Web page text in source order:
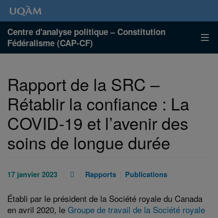
Centre d'analyse politique – Constitution
Fédéralisme (CAP-CF)
Rapport de la SRC –
Rétablir la confiance : La
COVID-19 et l’avenir des
soins de longue durée
Publié
:
17 janvier 2023
Pièce
:
Catégories
Rapports
Catégories
Publications
Établi par le président de la Société royale du Canada
en avril 2020, le Groupe de travail de la Société royale